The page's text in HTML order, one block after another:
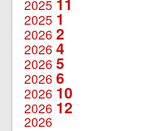
2025
2025 1
2026 2
2026 4
2026 5
2026 6
2026 10
2026 12
2026